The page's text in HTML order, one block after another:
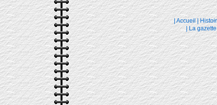
|Accueil |
|La gazette